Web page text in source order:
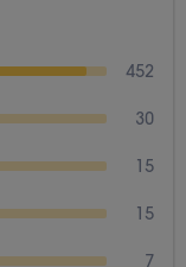
452
30
15
15
7